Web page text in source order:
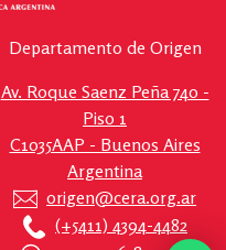
Departamento de Origen
Av. Roque Saenz Peña 740 -
Piso 1
C1035AAP - Buenos Aires
Argentina
origen@cera.org.ar
(+5411) 4394-4482